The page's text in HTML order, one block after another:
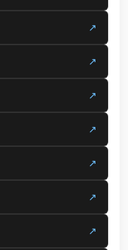
↗
↗
↗
↗
↗
↗
↗